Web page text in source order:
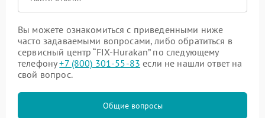
Вы можете ознакомиться с приведенными ниже
часто задаваемыми вопросами, либо обратиться в
сервисный центр “FIX-Hurakan” по следующему
телефону+7 (800) 301-55-83 если не нашли ответ на
свой вопрос.
Общие вопросы